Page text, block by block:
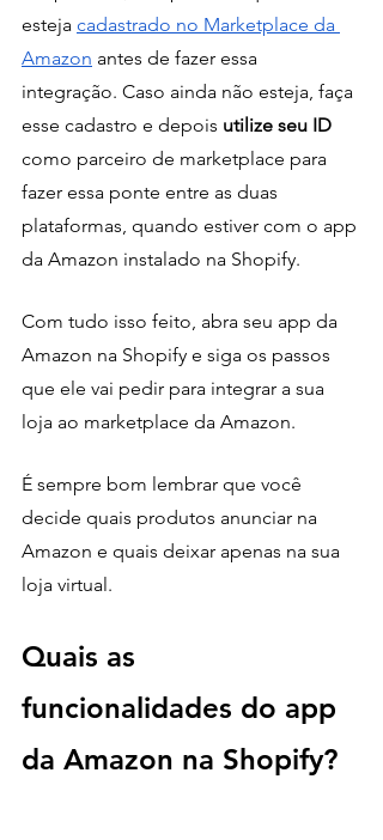
esteja cadastrado no Marketplace da
Amazon antes de fazer essa
integração. Caso ainda não esteja, faça
esse cadastro e depois utilize seu ID
como parceiro de marketplace para
fazer essa ponte entre as duas
plataformas, quando estiver com o app
da Amazon instalado na Shopify.
Com tudo isso feito, abra seu app da
Amazon na Shopify e siga os passos
que ele vai pedir para integrar a sua
loja ao marketplace da Amazon.
É sempre bom lembrar que você
decide quais produtos anunciar na
Amazon e quais deixar apenas na sua
loja virtual.
Quais as
funcionalidades do app
da Amazon na Shopify?